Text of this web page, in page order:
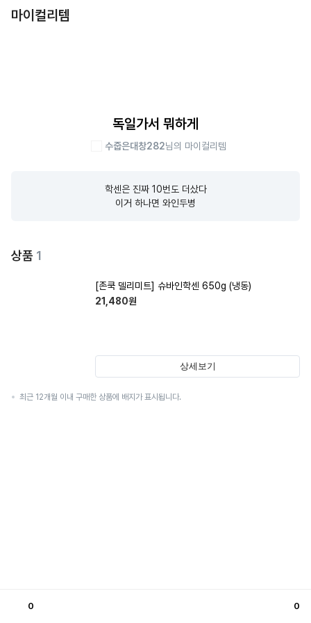
마이컬리템
독일가서 뭐하게
수줍은대창282님의 마이컬리템
학센은 진짜 10번도 더샀다
이거 하나면 와인두병
상품 1
[존쿡 델리미트] 슈바인학센 650g (냉동)
21,480원
상세보기
최근 12개월 이내 구매한 상품에 배지가 표시됩니다.
0 0